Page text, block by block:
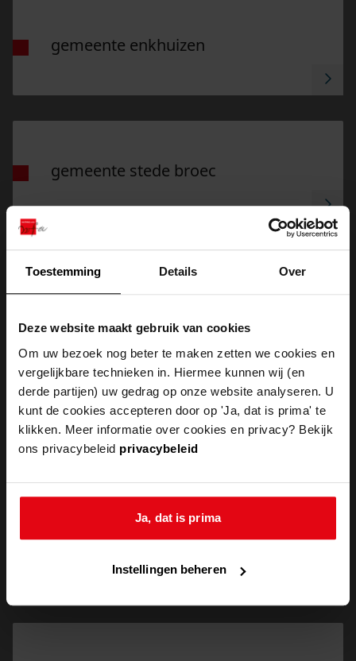
Toestemming Details Over
Deze website maakt gebruik van cookies
Om uw bezoek nog beter te maken zetten we cookies en
vergelijkbare technieken in. Hiermee kunnen wij (en
derde partijen) uw gedrag op onze website analyseren. U
kunt de cookies accepteren door op 'Ja, dat is prima' te
klikken. Meer informatie over cookies en privacy? Bekijk
ons privacybeleid privacybeleid
Ja, dat is prima
Instellingen beheren
gemeente enkhuizen
gemeente stede broec
gemeente drechterland
gemeente koggenland
Ga naar "Gemeente Koggenland".
gemeente opmeer
Ga naar "Gemeente Opmeer".